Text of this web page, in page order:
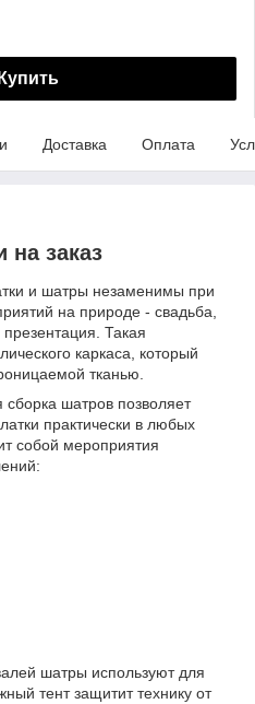
Купить
Доставка Оплата
на заказ
и шатры незаменимы при
на природе - свадьба,
Такая
каркаса, который
тканью.
сборка шатров позволяет
практически в любых
собой мероприятия
шатры используют для
тент защитит технику от